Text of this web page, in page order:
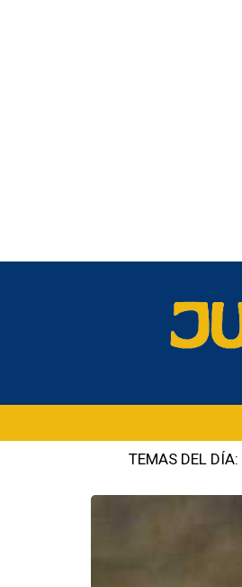
TEMAS DEL DÍA: